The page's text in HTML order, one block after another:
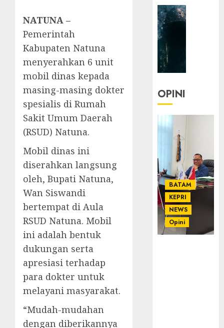
NATUNA –
Pemerintah
Kabupaten Natuna
menyerahkan 6 unit
mobil dinas kepada
masing-masing dokter
spesialis di Rumah
Sakit Umum Daerah
(RSUD) Natuna.
Mobil dinas ini
diserahkan langsung
oleh, Bupati Natuna,
Wan Siswandi
bertempat di Aula
RSUD Natuna. Mobil
ini adalah bentuk
dukungan serta
apresiasi terhadap
para dokter untuk
melayani masyarakat.
“Mudah-mudahan
dengan diberikannya
OPINI
BATAM
KEPRI
NEWS
Opini